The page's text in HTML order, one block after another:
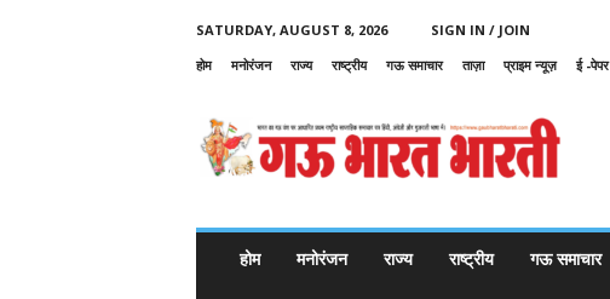
SATURDAY, AUGUST 8, 2026
SIGN IN / JOIN
होम
मनोरंजन राज्य राष्ट्रीय गऊ समाचार ताज़ा प्राइम न्यूज़ ई -पेपर
u
होम
मनोरंजन राज्य राष्ट्रीय गऊ समाचार